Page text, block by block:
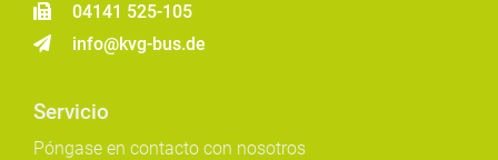
04141 525-105
info@kvg-bus.de
Servicio
Póngase en contacto con nosotros